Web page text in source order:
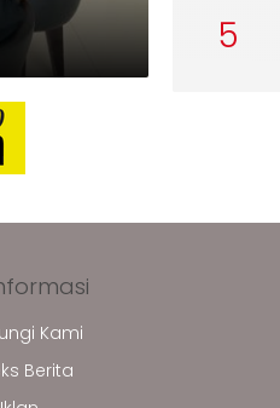
5
Kami
Berita